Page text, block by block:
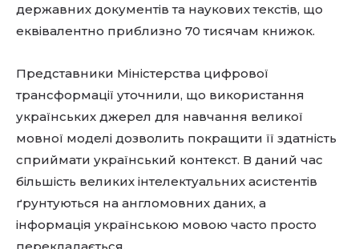
державних документів та наукових текстів, що
еквівалентно приблизно 70 тисячам книжок.
Представники Міністерства цифрової
трансформації уточнили, що використання
українських джерел для навчання великої
мовної моделі дозволить покращити її здатність
сприймати український контекст. В даний час
більшість великих інтелектуальних асистентів
ґрунтуються на англомовних даних, а
інформація українською мовою часто просто